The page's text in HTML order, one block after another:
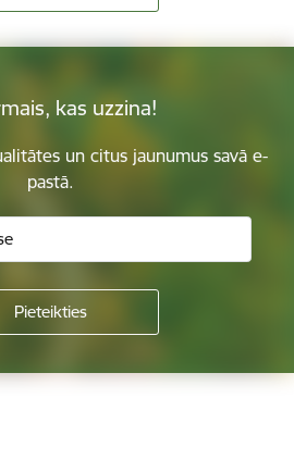
kas uzzina!
un citus jaunumus savā e-
pastā.